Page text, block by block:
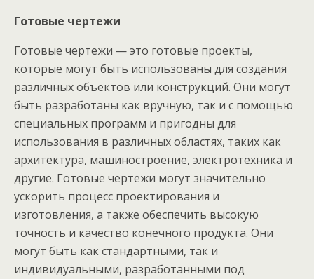
Готовые чертежи
Готовые чертежи — это готовые проекты,
которые могут быть использованы для создания
различных объектов или конструкций. Они могут
быть разработаны как вручную, так и с помощью
специальных программ и пригодны для
использования в различных областях, таких как
архитектура, машиностроение, электротехника и
другие. Готовые чертежи могут значительно
ускорить процесс проектирования и
изготовления, а также обеспечить высокую
точность и качество конечного продукта. Они
могут быть как стандартными, так и
индивидуальными, разработанными под